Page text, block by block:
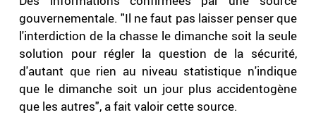
gouvernementale. "Il ne faut pas laisser penser que
l'interdiction de la chasse le dimanche soit la seule
solution pour régler la question de la sécurité,
d'autant que rien au niveau statistique n'indique
que le dimanche soit un jour plus accidentogène
que les autres", a fait valoir cette source.